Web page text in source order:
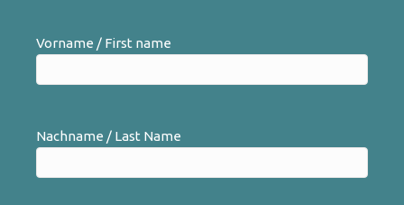
Vorname / First name
Nachname / Last Name